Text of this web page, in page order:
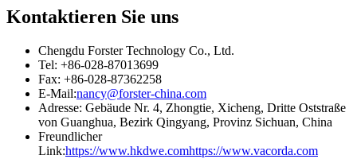
Kontaktieren Sie uns
Chengdu Forster Technology Co., Ltd.
Tel: +86-028-87013699
Fax: +86-028-87362258
E-Mail:nancy@forster-china.com
Adresse: Gebäude Nr. 4, Zhongtie, Xicheng, Dritte Oststraße
von Guanghua, Bezirk Qingyang, Provinz Sichuan, China
Freundlicher
Link:https://www.hkdwe.comhttps://www.vacorda.com